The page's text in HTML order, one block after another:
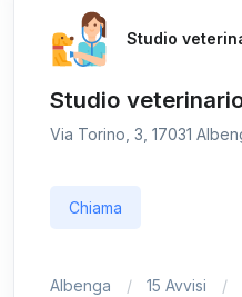
Studio
Studio
Via Torino, 3, 17031
Chiama
Albenga 15 Avvisi